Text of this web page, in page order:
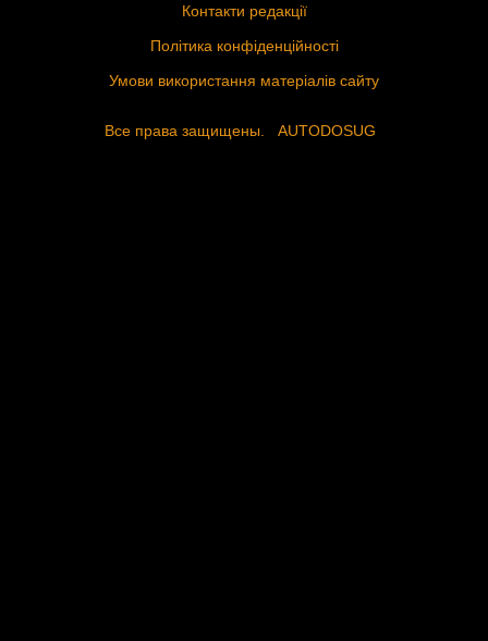
Контакти редакції
Політика конфіденційності
Умови використання матеріалів сайту
Все права защищены. AUTODOSUG